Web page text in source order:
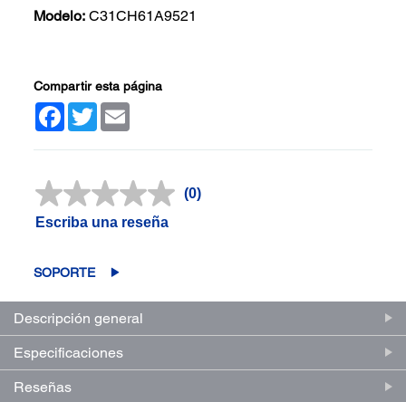
Modelo: C31CH61A9521
Compartir esta página
Facebook
Twitter
Sin
(0)
Escriba una reseña
SOPORTE
Descripción general
Especificaciones
Reseñas